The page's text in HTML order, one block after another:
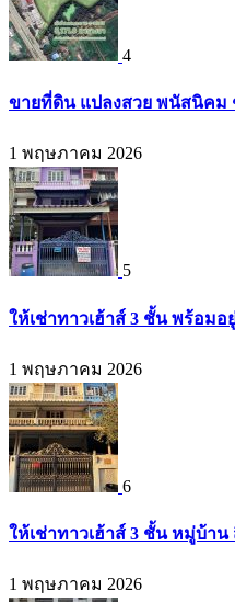
4
ขายที่ดิน แปลงสวย พนัสนิคม
1 พฤษภาคม 2026
5
ให้เช่าทาวเฮ้าส์ 3 ชั้น พร้อมอ
1 พฤษภาคม 2026
6
ให้เช่าทาวเฮ้าส์ 3 ชั้น หมู่บ้าน
1 พฤษภาคม 2026